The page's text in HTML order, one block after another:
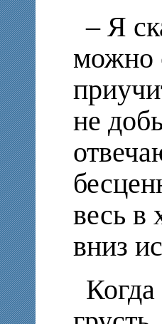
– Я
можно
не
весь в
вниз
Когда